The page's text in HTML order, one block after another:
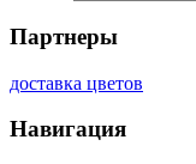
Партнеры
доставка цветов
Навигация